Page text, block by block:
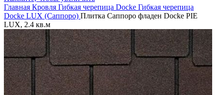
Главная Кровля Гибкая черепица Docke Гибкая черепица
Docke LUX (Саппоро) Плитка Саппоро фладен Docke PIE
LUX, 2.4 кв.м